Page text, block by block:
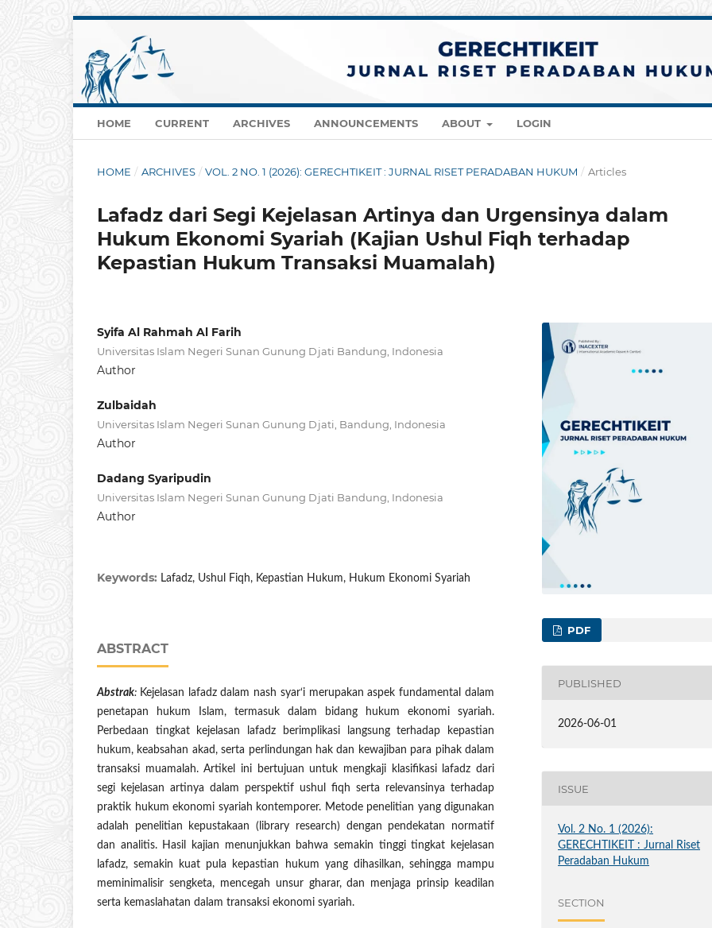
HOME CURRENT ARCHIVES ANNOUNCEMENTS ABOUT LOGIN
HOME / ARCHIVES / VOL. 2 NO. 1 (2026): GERECHTIKEIT : JURNAL RISET PERADABAN HUKUM / Articles
Lafadz dari Segi Kejelasan Artinya dan Urgensinya dalam
Hukum Ekonomi Syariah (Kajian Ushul Fiqh terhadap
Kepastian Hukum Transaksi Muamalah)
Syifa Al Rahmah Al Farih
Universitas Islam Negeri Sunan Gunung Djati Bandung, Indonesia
Author
Zulbaidah
Universitas Islam Negeri Sunan Gunung Djati, Bandung, Indonesia
Author
Dadang Syaripudin
Universitas Islam Negeri Sunan Gunung Djati Bandung, Indonesia
Author
Keywords: Lafadz, Ushul Fiqh, Kepastian Hukum, Hukum Ekonomi Syariah
ABSTRACT
Abstrak: Kejelasan lafadz dalam nash syar‘i merupakan aspek fundamental dalam
penetapan hukum Islam, termasuk dalam bidang hukum ekonomi syariah.
Perbedaan tingkat kejelasan lafadz berimplikasi langsung terhadap kepastian
hukum, keabsahan akad, serta perlindungan hak dan kewajiban para pihak dalam
transaksi muamalah. Artikel ini bertujuan untuk mengkaji klasifikasi lafadz dari
segi kejelasan artinya dalam perspektif ushul fiqh serta relevansinya terhadap
praktik hukum ekonomi syariah kontemporer. Metode penelitian yang digunakan
adalah penelitian kepustakaan (library research) dengan pendekatan normatif
dan analitis. Hasil kajian menunjukkan bahwa semakin tinggi tingkat kejelasan
lafadz, semakin kuat pula kepastian hukum yang dihasilkan, sehingga mampu
meminimalisir sengketa, mencegah unsur gharar, dan menjaga prinsip keadilan
serta kemaslahatan dalam transaksi ekonomi syariah.
PDF
PUBLISHED
2026-06-01
ISSUE
Vol. 2 No. 1 (2026):
GERECHTIKEIT : Jurnal Riset
Peradaban Hukum
SECTION